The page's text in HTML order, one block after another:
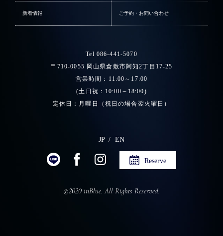
新着情報 ご予約・お問い合わせ
Tel 086-441-5070
〒710-0055 岡山県倉敷市阿知2丁目17-25
営業時間：11:00～17:00
(土日祝：10:00～18:00)
定休日：月曜日（祝日の場合翌火曜日）
JP EN
Reserve
©2020 inBlue. All Rights Reserved.